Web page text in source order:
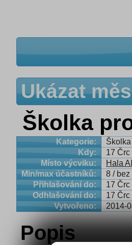
Ukázat
Školka
Kategorie:
Kdy:
17
Místo výcviku:
Hala
Min/max účastníků:
8 /
Přihlašování do:
17
Odhlašování do:
17
Vytvořeno:
2014-
Popis